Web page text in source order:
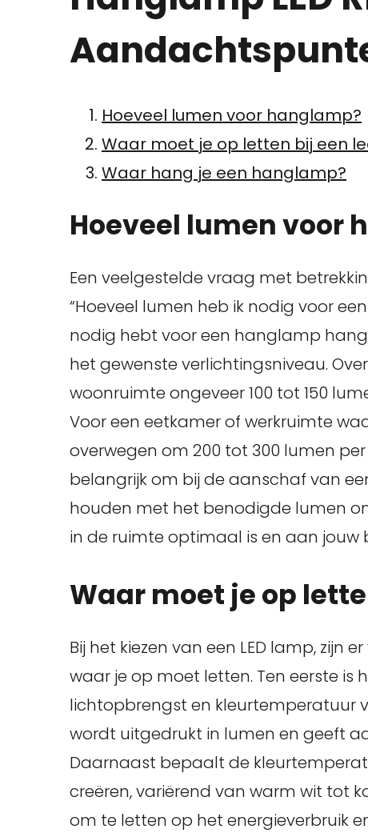
Hoeveel lumen voor hanglamp?
Waar moet je op letten bij een
Waar hang je een hanglamp?
Hoeveel lumen voor
Een veelgestelde vraag met
“Hoeveel lumen heb ik nodig voor
nodig hebt voor een hanglamp
het gewenste verlichtingsniveau.
woonruimte ongeveer 100 tot 150
Voor een eetkamer of werkruimte
overwegen om 200 tot 300 lumen
belangrijk om bij de aanschaf van
houden met het benodigde lumen
in de ruimte optimaal is en aan jouw
Waar moet je op
Bij het kiezen van een LED lamp, zijn
waar je op moet letten. Ten eerste
lichtopbrengst en kleurtemperatuur
wordt uitgedrukt in lumen en geeft
Daarnaast bepaalt de
creëren, variërend van warm wit tot
om te letten op het energieverbruik